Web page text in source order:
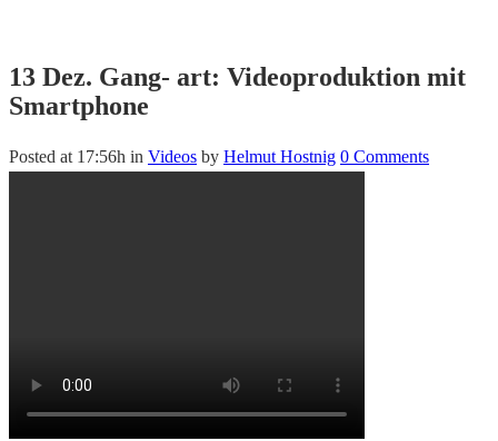
13 Dez. Gang- art: Videoproduktion mit
Smartphone
Posted at 17:56h in Videos by Helmut Hostnig 0 Comments